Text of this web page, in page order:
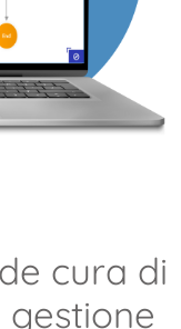
cura di